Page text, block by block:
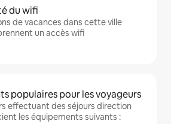
du wifi
de vacances dans cette ville
un accès wifi
populaires pour les voyageurs
effectuant des séjours direction
les équipements suivants :